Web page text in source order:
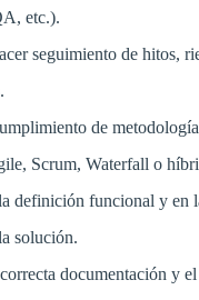
etc.).
seguimiento de hitos,
de
Scrum, Waterfall o
definición funcional y en
solución.
documentación y el